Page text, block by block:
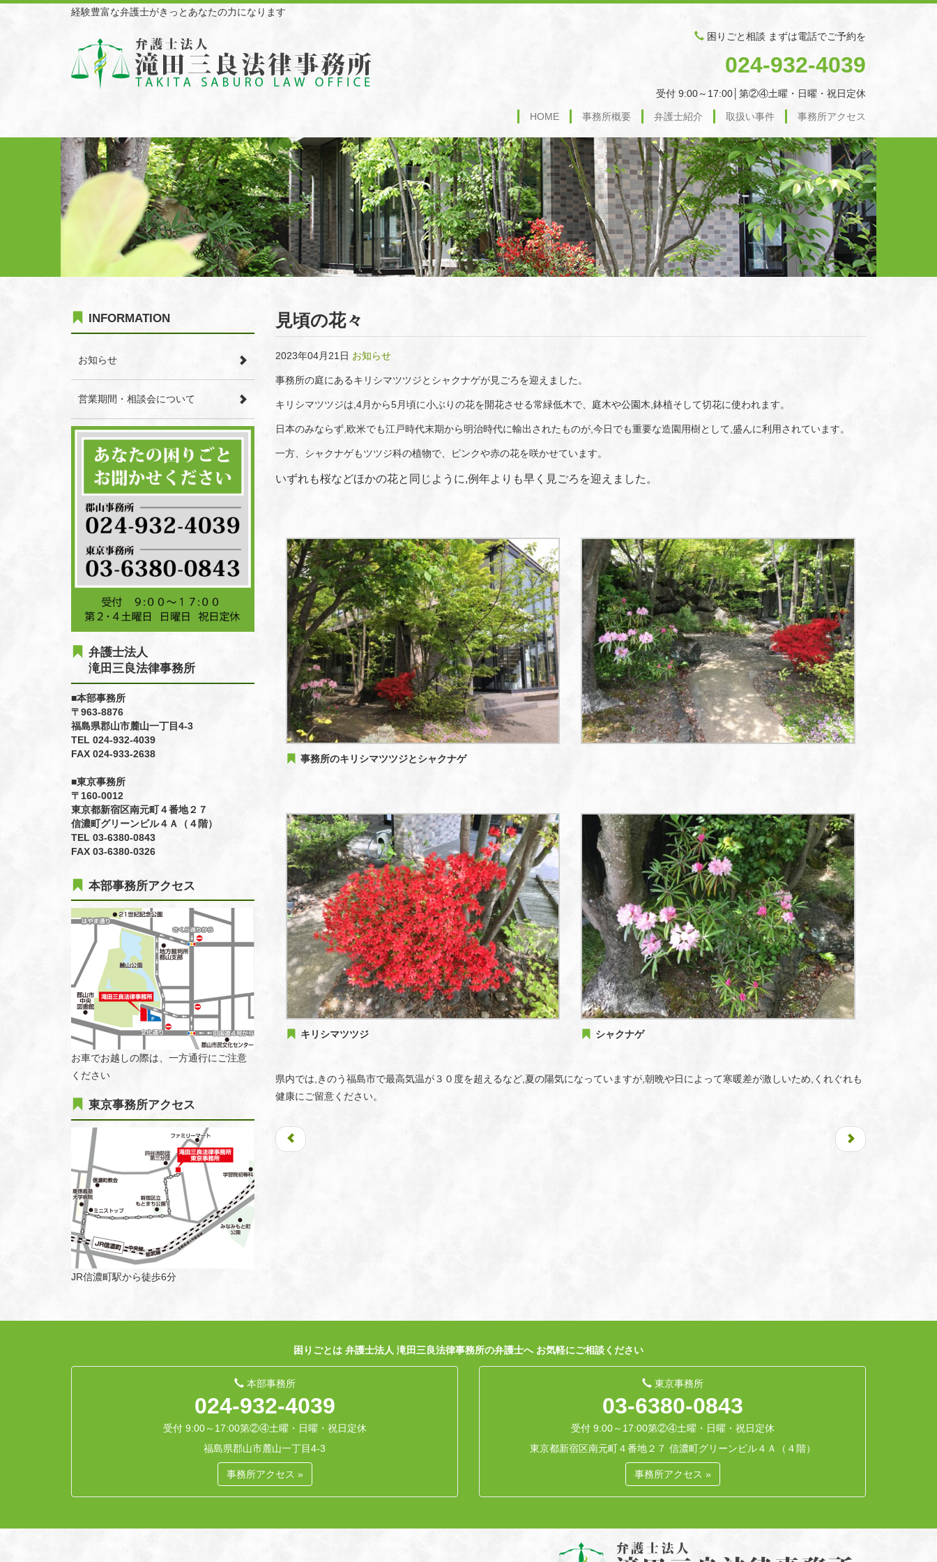
経験豊富な弁護士がきっとあなたの力になります
困りごと相談 まずは電話でご予約を
024-932-4039
受付 9:00～17:00│第②④土曜・日曜・祝日定休
HOME 事務所概要 弁護士紹介 取扱い事件 事務所アクセス
見頃の花々
2023年04月21日 お知らせ
事務所の庭にあるキリシマツツジとシャクナゲが見ごろを迎えました。
キリシマツツジは,4月から5月頃に小ぶりの花を開花させる常緑低木で、庭木や公園木,鉢植そして切花に使われます。
日本のみならず,欧米でも江戸時代末期から明治時代に輸出されたものが,今日でも重要な造園用樹として,盛んに利用されています。
一方、シャクナゲもツツジ科の植物で、ピンクや赤の花を咲かせています。
いずれも桜などほかの花と同じように,例年よりも早く見ごろを迎えました。
事務所のキリシマツツジとシャクナゲ
キリシマツツジ シャクナゲ
県内では,きのう福島市で最高気温が３０度を超えるなど,夏の陽気になっていますが,朝晩や日によって寒暖差が激しいため,くれぐれも
健康にご留意ください。
INFORMATION
お知らせ
営業期間・相談会について
弁護士法人
滝田三良法律事務所
■本部事務所
〒963-8876
福島県郡山市麓山一丁目4-3
TEL 024-932-4039
FAX 024-933-2638
■東京事務所
〒160-0012
東京都新宿区南元町４番地２７
信濃町グリーンビル４Ａ（４階）
TEL 03-6380-0843
FAX 03-6380-0326
本部事務所アクセス
お車でお越しの際は、一方通行にご注意
ください
東京事務所アクセス
JR信濃町駅から徒歩6分
困りごとは 弁護士法人 滝田三良法律事務所の弁護士へ お気軽にご相談ください
本部事務所
024-932-4039
受付 9:00～17:00第②④土曜・日曜・祝日定休
福島県郡山市麓山一丁目4-3
事務所アクセス »
東京事務所
03-6380-0843
受付 9:00～17:00第②④土曜・日曜・祝日定休
東京都新宿区南元町４番地２７ 信濃町グリーンビル４Ａ（４階）
事務所アクセス »